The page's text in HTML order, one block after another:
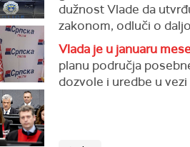
dužnost Vlade da
zakonom, odluči o
Vlada je u januaru
planu područja
dozvole i uredbe u